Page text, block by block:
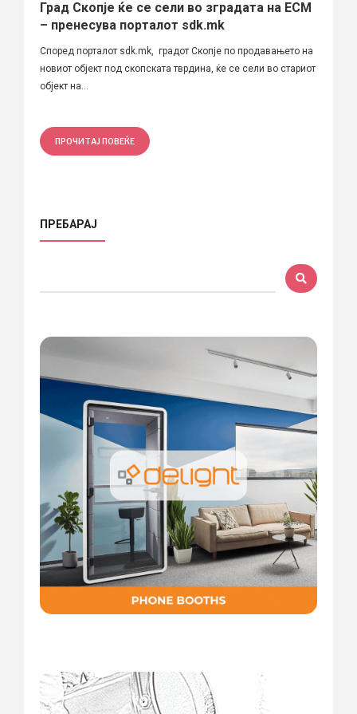
Град Скопје ќе се сели во зградата на ЕСМ
– пренесува порталот sdk.mk
Според порталот sdk.mk, градот Скопје по продавањето на
новиот објект под скопската тврдина, ќе се сели во стариот
објект на...
ПРОЧИТАЈ ПОВЕЌЕ
ПРЕБАРАЈ